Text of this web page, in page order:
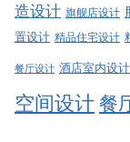
造设计 旗舰店设计
置设计 精品住宅设计
餐厅设计 酒店室内设计
空间设计餐